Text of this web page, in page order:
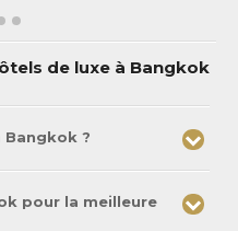
de luxe à Bangkok
?
pour la meilleure